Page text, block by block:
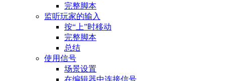
完整脚本
监听玩家的输入
按“上”时移动
完整脚本
总结
使用信号
场景设置
在编辑器中连接信号